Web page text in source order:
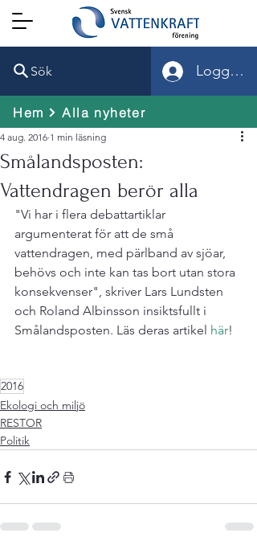
Sök Logga in
Hem Alla nyheter
Smålandsposten:
Vattendragen berör alla
4 aug. 2016 1 min läsning
"Vi har i flera debattartiklar
argumenterat för att de små
vattendragen, med pärlband av sjöar,
behövs och inte kan tas bort utan stora
konsekvenser", skriver Lars Lundsten
och Roland Albinsson insiktsfullt i
Smålandsposten. Läs deras artikel här!
2016
Ekologi och miljö
RESTOR
Politik